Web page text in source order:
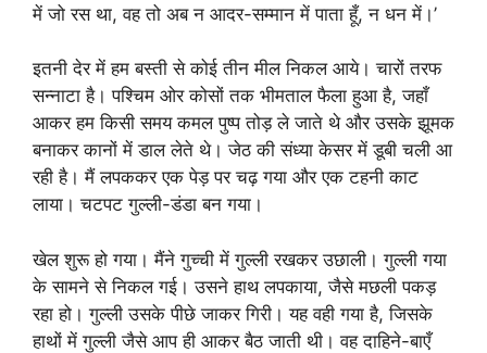
में जो रस था, वह तो अब न आदर-सम्मान में पाता हूँ, न धन में।’
इतनी देर में हम बस्ती से कोई तीन मील निकल आये। चारों तरफ
सन्नाटा है। पश्चिम ओर कोसों तक भीमताल फैला हुआ है, जहाँ
आकर हम किसी समय कमल पुष्प तोड़ ले जाते थे और उसके झूमक
बनाकर कानों में डाल लेते थे। जेठ की संध्या केसर में डूबी चली आ
रही है। मैं लपककर एक पेड़ पर चढ़ गया और एक टहनी काट
लाया। चटपट गुल्ली-डंडा बन गया।
खेल शुरू हो गया। मैंने गुच्ची में गुल्ली रखकर उछाली। गुल्ली गया
के सामने से निकल गई। उसने हाथ लपकाया, जैसे मछली पकड़
रहा हो। गुल्ली उसके पीछे जाकर गिरी। यह वही गया है, जिसके
हाथों में गुल्ली जैसे आप ही आकर बैठ जाती थी। वह दाहिने-बाएँ